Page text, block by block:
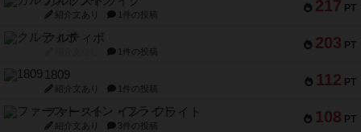
217 PT
紹介文あり 1件の投稿
203 PT
クルティボ
1件の投稿
112 PT
1809
紹介文あり 1件の投稿
108 PT
ファースト・イン・フライト
紹介文あり 3件の投稿